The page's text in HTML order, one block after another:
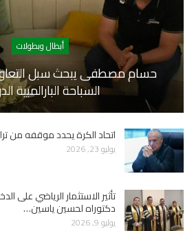
أبطال وبطولات
حسام مصطفى يبحث سبل
السباحة البارالمبية
اتحاد الكرة يحدد موقفه من
يوليو 23, 2026
تأثير الاستثمار الرياضي على
دكتوراه لحسين ياسين…
يوليو 9, 2026